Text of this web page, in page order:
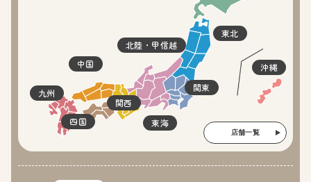
東北
関東
北陸・甲信越
東海
関西
四国
中国
九州
沖縄
店舗一覧